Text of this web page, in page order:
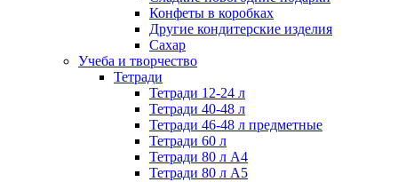
Конфеты в коробках
Другие кондитерские изделия
Сахар
Учеба и творчество
Тетради
Тетради 12-24 л
Тетради 40-48 л
Тетради 46-48 л предметные
Тетради 60 л
Тетради 80 л А4
Тетради 80 л А5